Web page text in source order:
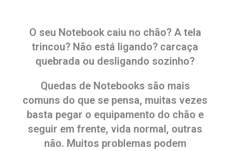
O seu Notebook caiu no chão? A tela
trincou? Não está ligando? carcaça
quebrada ou desligando sozinho?
Quedas de Notebooks são mais
comuns do que se pensa, muitas vezes
basta pegar o equipamento do chão e
seguir em frente, vida normal, outras
não. Muitos problemas podem